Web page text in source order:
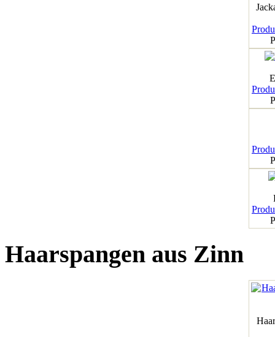
Haarspangen aus Zinn